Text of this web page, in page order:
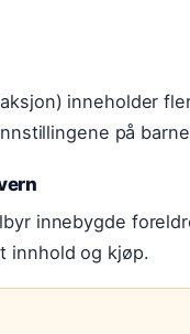
inneholder
på
innebygde
innhold og kjøp.